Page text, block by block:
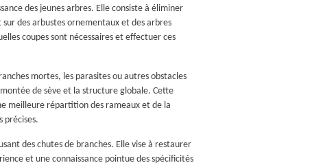
des jeunes arbres. Elle consiste à éliminer
des arbustes ornementaux et des arbres
coupes sont nécessaires et effectuer ces
mortes, les parasites ou autres obstacles
de sève et la structure globale. Cette
meilleure répartition des rameaux et de la
précises.
des chutes de branches. Elle vise à restaurer
et une connaissance pointue des spécificités